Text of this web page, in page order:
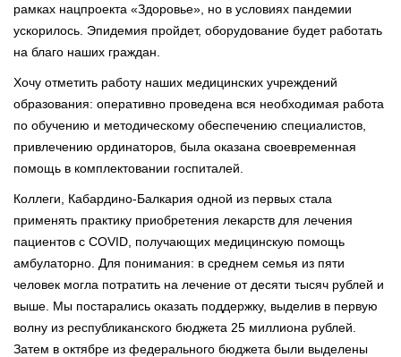
рамках нацпроекта «Здоровье», но в условиях пандемии
ускорилось. Эпидемия пройдет, оборудование будет работать
на благо наших граждан.
Хочу отметить работу наших медицинских учреждений
образования: оперативно проведена вся необходимая работа
по обучению и методическому обеспечению специалистов,
привлечению ординаторов, была оказана своевременная
помощь в комплектовании госпиталей.
Коллеги, Кабардино-Балкария одной из первых стала
применять практику приобретения лекарств для лечения
пациентов с COVID, получающих медицинскую помощь
амбулаторно. Для понимания: в среднем семья из пяти
человек могла потратить на лечение от десяти тысяч рублей и
выше. Мы постарались оказать поддержку, выделив в первую
волну из республиканского бюджета 25 миллиона рублей.
Затем в октябре из федерального бюджета были выделены